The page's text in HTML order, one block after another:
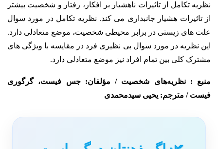
نظریه تکامل از تاثیرات ناهشیار بر افکار، رفتار و شخصیت بیشتر
از تاثیرات هشیار جانبداری می کند. نظریه تکامل در مورد سوال
علت های زیستی در برابر محیطی شخصیت، موضع متعادلی دارد.
این نظریه در مورد سوال بی نظیری فرد در مقایسه با ویژگی های
مشترک کلی بین تمام افراد نیز موضع متعادلی دارد.
منبع : نظریه‌های شخصیت / مؤلفان: جس فیست، گرگوری
فیست / مترجم: یحیی سیدمحمدی